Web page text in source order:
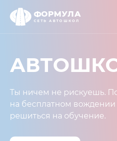
ФОРМУЛА
СЕТЬ АВТОШКОЛ
Ты ничем не рискуешь.
на бесплатном
решиться на обучение.